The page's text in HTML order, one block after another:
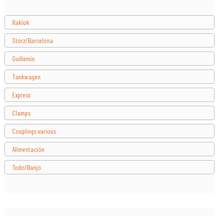
Raklok
Storz/Barcelona
Guillemin
Tankwagen
Express
Clamps
Couplings various
Alimentación
Todo/Banjo